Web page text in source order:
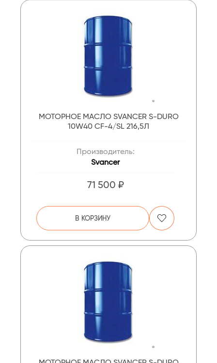
МОТОРНОЕ МАСЛО SVANCER S-DURO
10W40 CF-4/SL 216,5Л
Производитель:
Svancer
71 500 ₽
В КОРЗИНУ